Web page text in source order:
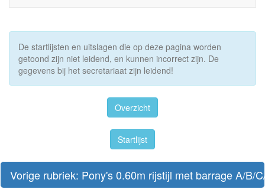
De startlijsten en uitslagen die op deze pagina worden
getoond zijn niet leidend, en kunnen incorrect zijn. De
gegevens bij het secretariaat zijn leidend!
Overzicht
Startlijst
Vorige rubriek: Pony's 0.60m rijstijl met barrage A/B/